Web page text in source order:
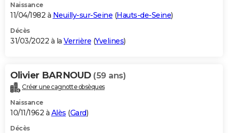
Naissance
11/04/1982 à Neuilly-sur-Seine (Hauts-de-Seine)
Décès
31/03/2022 à la Verrière (Yvelines)
Olivier BARNOUD (59 ans)
Créer une cagnotte obsèques
Naissance
10/11/1962 à Alès (Gard)
Décès